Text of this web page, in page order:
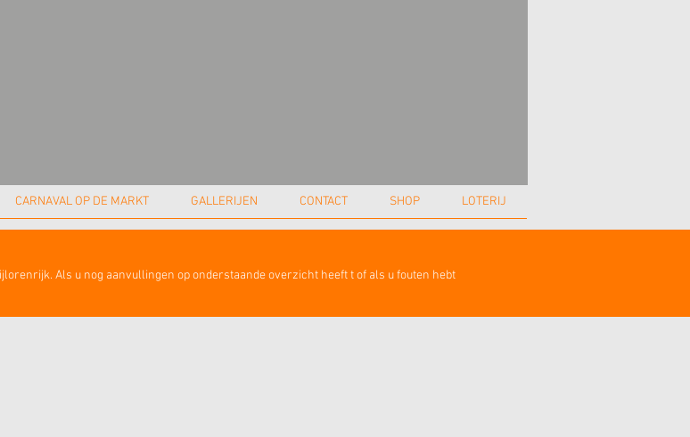
CARNAVAL OP DE MARKT GALLERIJEN CONTACT SHOP LOTERIJ
Als u nog aanvullingen op onderstaande overzicht heeft t of als u fouten hebt